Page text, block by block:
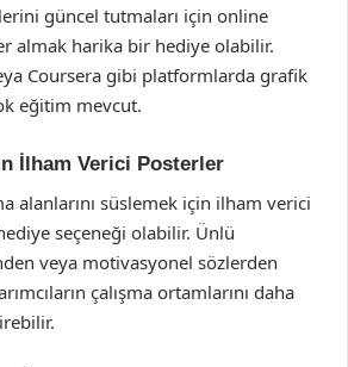
güncel tutmaları için online
almak harika bir hediye olabilir.
Coursera gibi platformlarda grafik
eğitim mevcut.
İlham Verici Posterler
alanlarını süslemek için ilham verici
seçeneği olabilir. Ünlü
veya motivasyonel sözlerden
çalışma ortamlarını daha